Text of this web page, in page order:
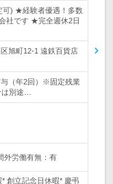
可) ★経験者優遇！多数
社です ★完全週休2日
旭町12-1 遠鉄百貨店
与（年2回）※固定残業
別途…
外労働有無：有
創立記念日休暇* 慶弔